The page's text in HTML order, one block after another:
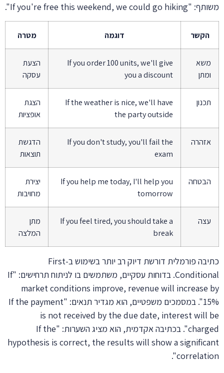
משותף: "If you're free this weekend, we could go hiking".
הקשר דוגמה מטרה
משא
ומתן
If you order 100 units, we'll give
you a discount
הצעת
עסקה
תכנון
If the weather is nice, we'll have
the party outside
הצגת
אופציות
אזהרה
If you don't study, you'll fail the
exam
הדגשת
תוצאות
הבטחה
If you help me today, I'll help you
tomorrow
יצירת
מחויבות
עצה
If you feel tired, you should take a
break
מתן
המלצה
כתיבה פורמלית דורשת דיוק רב יותר בשימוש ב-First
Conditional. בדוחות עסקיים, משתמשים בו לניתוח תרחישים: "If
market conditions improve, revenue will increase by
15%". במסמכים משפטיים, הוא מגדיר תנאים: "If the payment
is not received by the due date, interest will be
charged". בכתיבה אקדמית, הוא מציג השערות: "If the
hypothesis is correct, the results will show a significant
correlation".